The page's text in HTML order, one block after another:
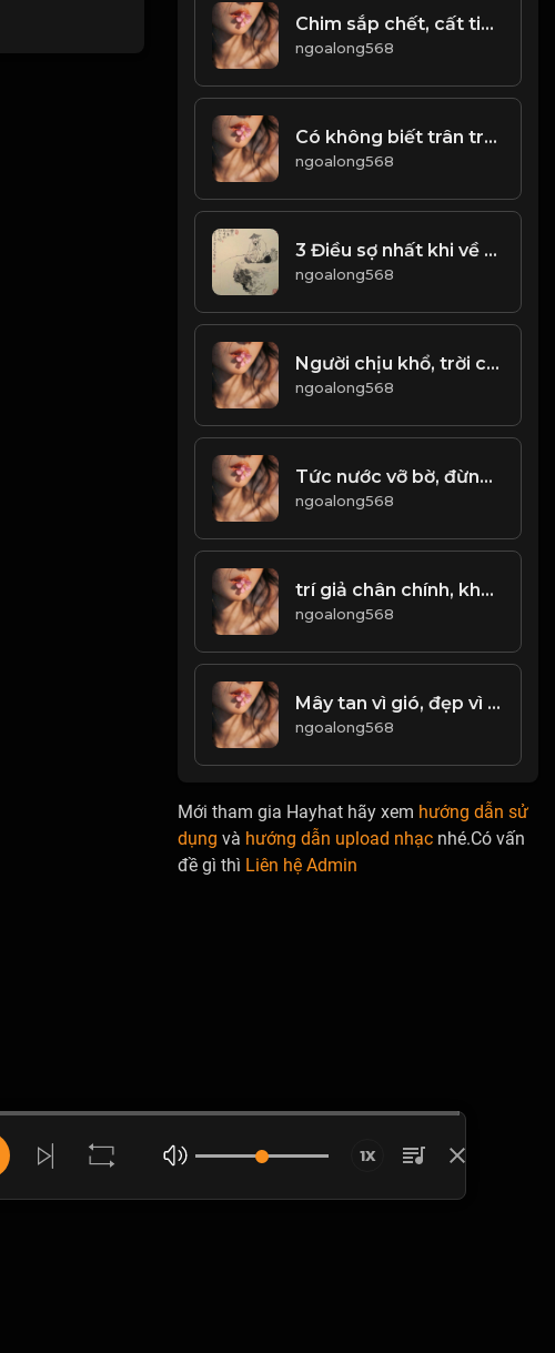
Chim sắp chết, cất tiếng bi thương Người sắp qua đời, nói lời chân thiện! & Đạo
ngoalong568
Có không biết trân trọng, mất rồi mới tiếc! Đạo
ngoalong568
3 Điều sợ nhất khi về già! & Đạo
ngoalong568
Người chịu khổ, trời cao phụ! Đạo
ngoalong568
Tức nước vỡ bờ, đừng đưa ai vào bước đường cùng! & Đạo
ngoalong568
trí giả chân chính, không bao giờ dũng cảm với vinh quang! Đạo
ngoalong568
Mây tan vì gió, đẹp vì bao dung! & Đạo
ngoalong568
Mới tham gia Hayhat hãy xem hướng dẫn sử
dụng và hướng dẫn upload nhạc nhé.Có vấn
đề gì thì Liên hệ Admin